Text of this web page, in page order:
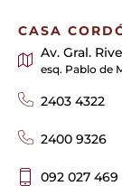
CASA
Av. Gral.
esq. Pablo de
2403 4322
2400 9326
092 027 469